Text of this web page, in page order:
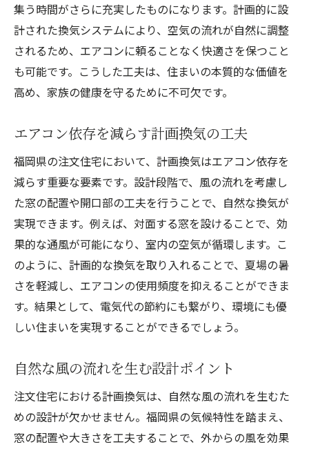
集う時間がさらに充実したものになります。計画的に設
計された換気システムにより、空気の流れが自然に調整
されるため、エアコンに頼ることなく快適さを保つこと
も可能です。こうした工夫は、住まいの本質的な価値を
高め、家族の健康を守るために不可欠です。
エアコン依存を減らす計画換気の工夫
福岡県の注文住宅において、計画換気はエアコン依存を
減らす重要な要素です。設計段階で、風の流れを考慮し
た窓の配置や開口部の工夫を行うことで、自然な換気が
実現できます。例えば、対面する窓を設けることで、効
果的な通風が可能になり、室内の空気が循環します。こ
のように、計画的な換気を取り入れることで、夏場の暑
さを軽減し、エアコンの使用頻度を抑えることができま
す。結果として、電気代の節約にも繋がり、環境にも優
しい住まいを実現することができるでしょう。
自然な風の流れを生む設計ポイント
注文住宅における計画換気は、自然な風の流れを生むた
めの設計が欠かせません。福岡県の気候特性を踏まえ、
窓の配置や大きさを工夫することで、外からの風を効果